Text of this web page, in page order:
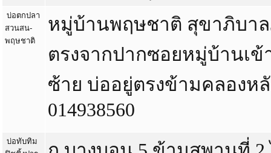
บ่อตกปลา
สวนสน-
พฤษชาติ
หมู่บ้านพฤษชาติ สุขาภิบาล
ตรงจากปากซอยหมู่บ้านเข้
ซ้าย บ่ออยู่ตรงข้ามคลองห
014938560
บ่อทับทิม